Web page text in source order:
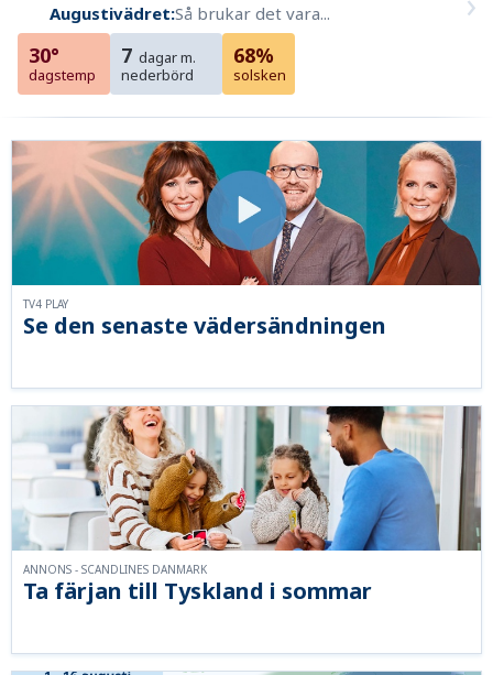
Augustivädret:Så brukar det vara...
30°
dagstemp
7 dagar m.
nederbörd
68%
solsken
Se den senaste vädersändningen
TV4 PLAY
Ta färjan till Tyskland i sommar
ANNONS - SCANDLINES DANMARK